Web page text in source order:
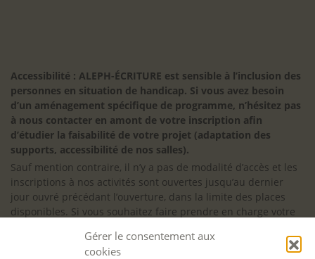
Gérer le consentement aux
cookies
Accessibilité : ALEPH-ÉCRITURE est sensible à l’inclusion des
personnes en situation de handicap. Si vous avez besoin
d’un aménagement spécifique de programme, n’hésitez pas
à nous contacter en amont de votre inscription afin
d’étudier la faisabilité de votre projet (adaptation des
supports, accessibilité de nos salles).
Sauf mention contraire, il n’y a pas de modalité d’accès et les
inscriptions à nos activités sont ouvertes jusqu’au dernier
jour ouvré précédant l’ouverture, dans la limite des places
disponibles. Si vous souhaitez faire prendre en charge votre
est à effectuer au plus tard un mois avant le début de la